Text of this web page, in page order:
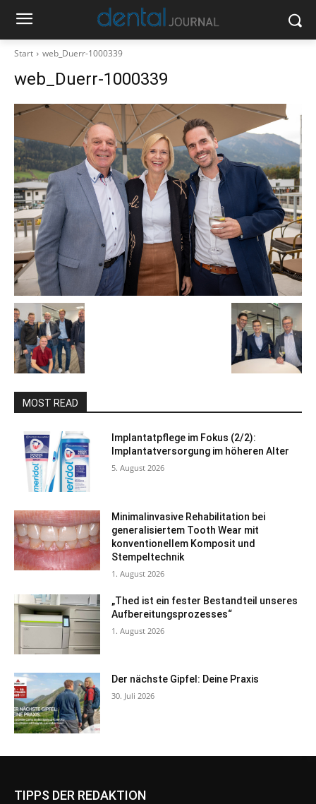
Start web_Duerr-1000339
web_Duerr-1000339
MOST READ
Implantatpflege im Fokus (2/2):
Implantatversorgung im höheren Alter
5. August 2026
Minimalinvasive Rehabilitation bei
generalisiertem Tooth Wear mit
konventionellem Komposit und
Stempeltechnik
1. August 2026
„Thed ist ein fester Bestandteil unseres
Aufbereitungsprozesses“
1. August 2026
Der nächste Gipfel: Deine Praxis
30. Juli 2026
TIPPS DER REDAKTION